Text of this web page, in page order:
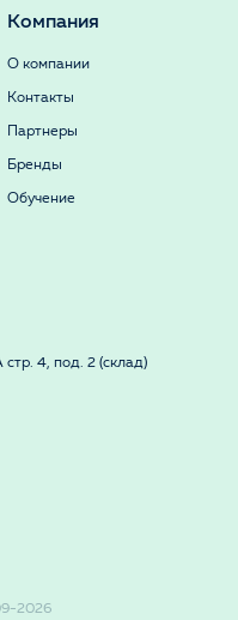
Компания
О компании
Контакты
Партнеры
Бренды
Обучение
4, под. 2 (склад)
2026